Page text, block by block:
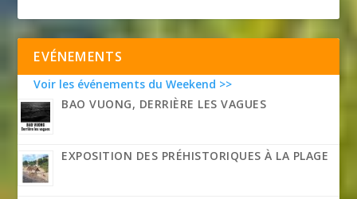
EVÉNEMENTS
Voir les événements du Weekend >>
BAO VUONG, DERRIÈRE LES VAGUES
EXPOSITION DES PRÉHISTORIQUES À LA PLAGE